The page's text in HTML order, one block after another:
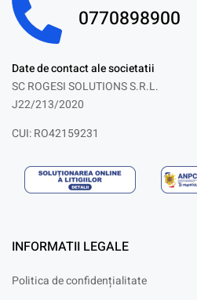
0770898900
Date de contact ale societatii
SC ROGESI SOLUTIONS S.R.L.
J22/213/2020
CUI: RO42159231
INFORMATII LEGALE
Politica de confidențialitate